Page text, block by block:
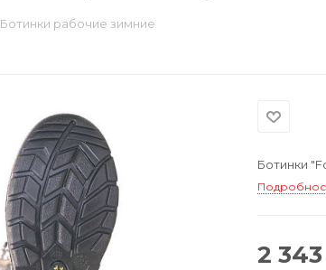
Ботинки рабочие зимние
Ботинки
2